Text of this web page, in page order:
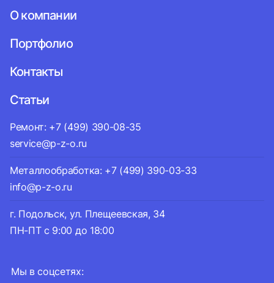
Мы в соцсетях:
О компании
Портфолио
Контакты
Статьи
Ремонт: +7 (499) 390-08-35
service@p-z-o.ru
Металлообработка: +7 (499) 390-03-33
info@p-z-o.ru
г. Подольск, ул. Плещеевская, 34
ПН-ПТ с 9:00 до 18:00